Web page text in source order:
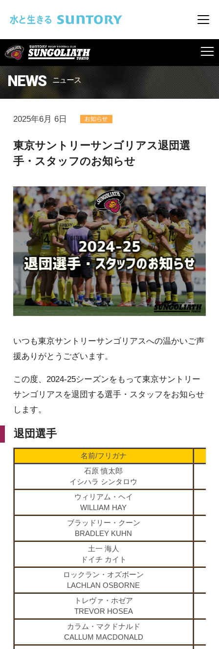
メ
NEWS ニュース
2025年6月 6日
東京サントリーサンゴリアス退団選
手・スタッフのお知らせ
いつも東京サントリーサンゴリアスへの温かいご声
援ありがとうございます。
この度、2024-25シーズンをもって東京サントリー
サンゴリアスを退団する選手・スタッフをお知らせ
します。
退団選手
名前/フリガナ
石原 慎太郎
イシハラ シンタロウ
ウィリアム・ヘイ
WILLIAM HAY
ブラッドリー・クーン
BRADLEY KUHN
土一 海人
ドイチ カイト
ロックラン・オズボーン
LACHLAN OSBORNE
トレヴァ・ホゼア
TREVOR HOSEA
カラム・マクドナルド
CALLUM MACDONALD